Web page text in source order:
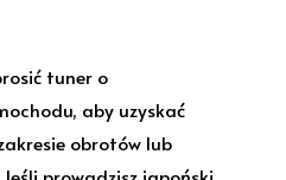
tuner o
aby uzyskać
obrotów lub